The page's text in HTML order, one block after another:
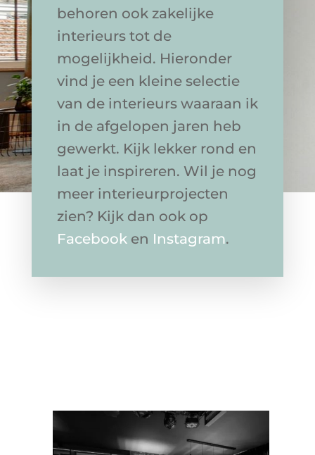
behoren ook zakelijke
interieurs tot de
mogelijkheid. Hieronder
vind je een kleine selectie
van de interieurs waaraan ik
in de afgelopen jaren heb
gewerkt. Kijk lekker rond en
laat je inspireren. Wil je nog
meer interieurprojecten
zien? Kijk dan ook op
Facebooken Instagram.